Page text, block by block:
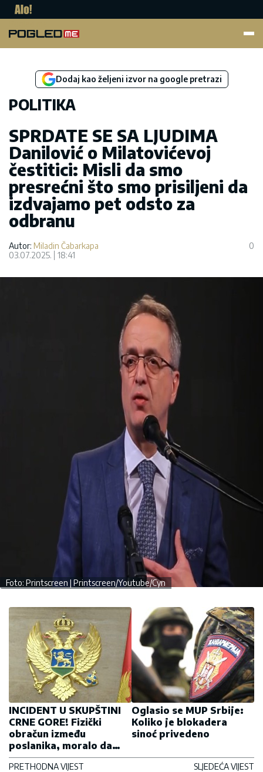
Dodaj kao željeni izvor na google pretrazi
POLITIKA
SPRDATE SE SA LJUDIMA
Danilović o Milatovićevoj
čestitici: Misli da smo
presrećni što smo prisiljeni da
izdvajamo pet odsto za
odbranu
Autor: Miladin Čabarkapa
03.07.2025.
18:41
0
Foto: Printscreen | Printscreen/Youtube/Cyn
INCIDENT U SKUPŠTINI
CRNE GORE! Fizički
obračun između
poslanika, moralo da
reaguje obezbeđenje
PRETHODNA VIJEST
Oglasio se MUP Srbije:
Koliko je blokadera
sinoć privedeno
SLJEDEĆA VIJEST